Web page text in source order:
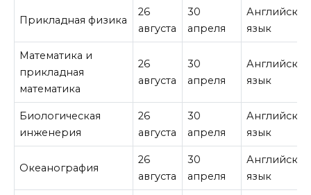
Прикладная физика
26
августа
30
апреля
язык
Математика и
прикладная
математика
26
августа
30
апреля
язык
Биологическая
инженерия
26
августа
30
апреля
язык
Океанография
26
августа
30
апреля
язык